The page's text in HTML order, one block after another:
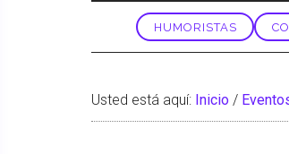
HUMORISTAS
Usted está aquí: Inicio /